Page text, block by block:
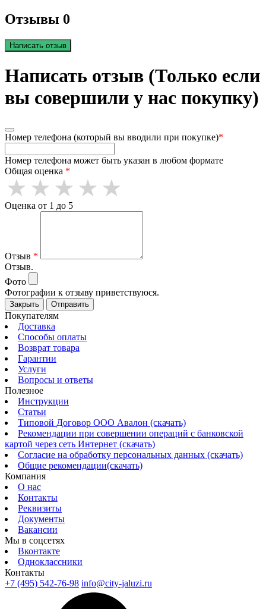
Отзывы 0
Написать отзыв
Написать отзыв (Только если
вы совершили у нас покупку)
Номер телефона (который вы вводили при покупке)*
Номер телефона может быть указан в любом формате
Общая оценка *
Оценка от 1 до 5
Отзыв *
Отзыв.
Фото
Фотографии к отзыву приветствуюся.
Закрыть Отправить
Покупателям
Доставка
Способы оплаты
Возврат товара
Гарантии
Услуги
Вопросы и ответы
Полезное
Инструкции
Статьи
Типовой Договор ООО Авалон (скачать)
Рекомендации при совершении операций с банковской
картой через сеть Интернет (скачать)
Согласие на обработку персональных данных (скачать)
Общие рекомендации(скачать)
Компания
О нас
Контакты
Реквизиты
Документы
Вакансии
Мы в соцсетях
Вконтакте
Одноклассники
Контакты
+7 (495) 542-76-98 info@city-jaluzi.ru